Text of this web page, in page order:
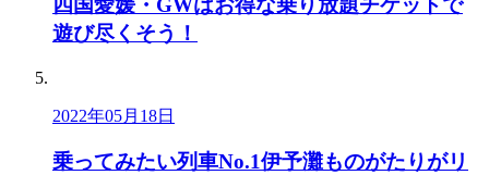
四国愛媛・GWはお得な乗り放題チケットで
遊び尽くそう！
2022年05月18日
乗ってみたい列車No.1伊予灘ものがたりがリ